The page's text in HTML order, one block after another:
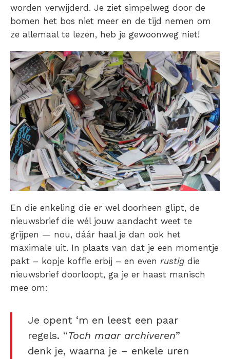
worden verwijderd. Je ziet simpelweg door de
bomen het bos niet meer en de tijd nemen om
ze allemaal te lezen, heb je gewoonweg niet!
En die enkeling die er wel doorheen glipt, de
nieuwsbrief die wél jouw aandacht weet te
grijpen — nou, dáár haal je dan ook het
maximale uit. In plaats van dat je een momentje
pakt – kopje koffie erbij – en even rustig die
nieuwsbrief doorloopt, ga je er haast manisch
mee om:
Je opent ‘m en leest een paar
regels. “Toch maar archiveren”
denk je, waarna je – enkele uren